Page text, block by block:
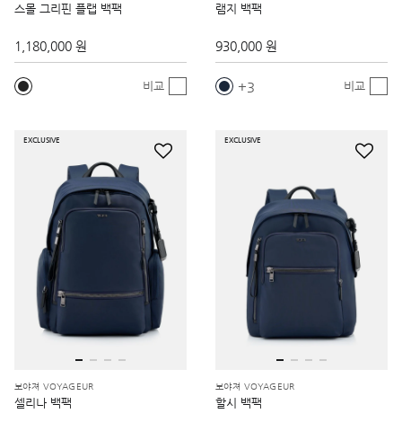
스몰 그리핀 플랩 백팩
1,180,000 원
비교
램지 백팩
930,000 원
3 비교
EXCLUSIVE
보야져 VOYAGEUR
셀리나 백팩
EXCLUSIVE
보야져 VOYAGEUR
할시 백팩